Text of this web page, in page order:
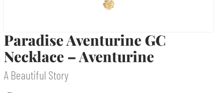
Paradise Aventurine GC
Necklace – Aventurine
A Beautiful Story